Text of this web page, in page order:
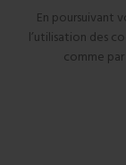
En poursuivant
l’utilisation des
comme